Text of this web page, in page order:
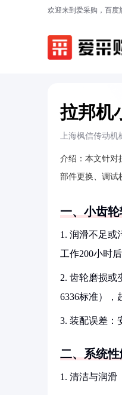
欢迎来到爱采购，百度
拉邦机
上海枫信传动机
介绍： 本文针对
部件更换、调试
一、小齿
1. 润滑不足或
工作200小时
2. 齿轮磨损或
6336标准），
3. 装配误差：
二、系统
1. 清洁与润滑